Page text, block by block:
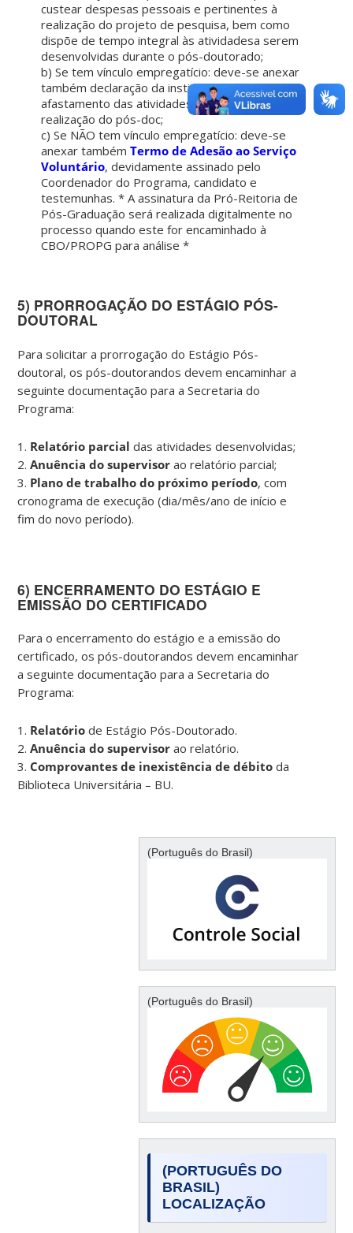
custear despesas pessoais e pertinentes à
realização do projeto de pesquisa, bem como
dispõe de tempo integral às atividadesa serem
desenvolvidas durante o pós-doutorado;
b) Se tem vínculo empregatício: deve-se anexar
também declaração da instituição autorizando o
afastamento das atividades laborais para a
realização do pós-doc;
c) Se NÃO tem vínculo empregatício: deve-se
anexar tambémTermo de Adesão ao Serviço
Voluntário, devidamente assinado pelo
Coordenador do Programa, candidato e
testemunhas. * A assinatura da Pró-Reitoria de
Pós-Graduação será realizada digitalmente no
processo quando este for encaminhado à
CBO/PROPG para análise *
5) PRORROGAÇÃO DO ESTÁGIO PÓS-
DOUTORAL
Para solicitar a prorrogação do Estágio Pós-
doutoral, os pós-doutorandos devem encaminhar a
seguinte documentação para a Secretaria do
Programa:
1. Relatório parcial das atividades desenvolvidas;
2.Anuência do supervisor ao relatório parcial;
3. Plano de trabalho do próximo período, com
cronograma de execução (dia/mês/ano de início e
fim do novo período).
6) ENCERRAMENTO DO ESTÁGIO E
EMISSÃO DO CERTIFICADO
Para o encerramento do estágio e a emissão do
certificado, os pós-doutorandos devem encaminhar
a seguinte documentação para a Secretaria do
Programa:
1. Relatório de Estágio Pós-Doutorado.
2.Anuência do supervisor ao relatório.
3. Comprovantes de inexistência de débito da
Biblioteca Universitária – BU.
(Português do Brasil)
(Português do Brasil)
(PORTUGUÊS DO
BRASIL)
LOCALIZAÇÃO